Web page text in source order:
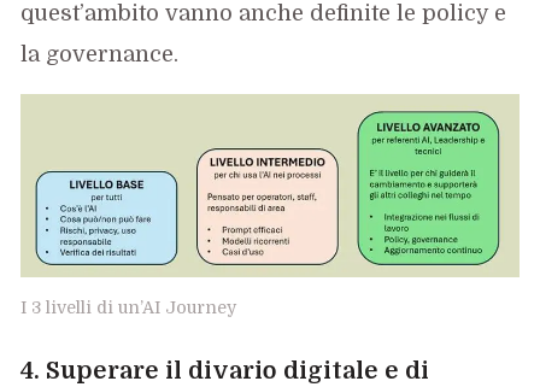
quest’ambito vanno anche definite le policy e
la governance.
I 3 livelli di un’AI Journey
4. Superare il divario digitale e di